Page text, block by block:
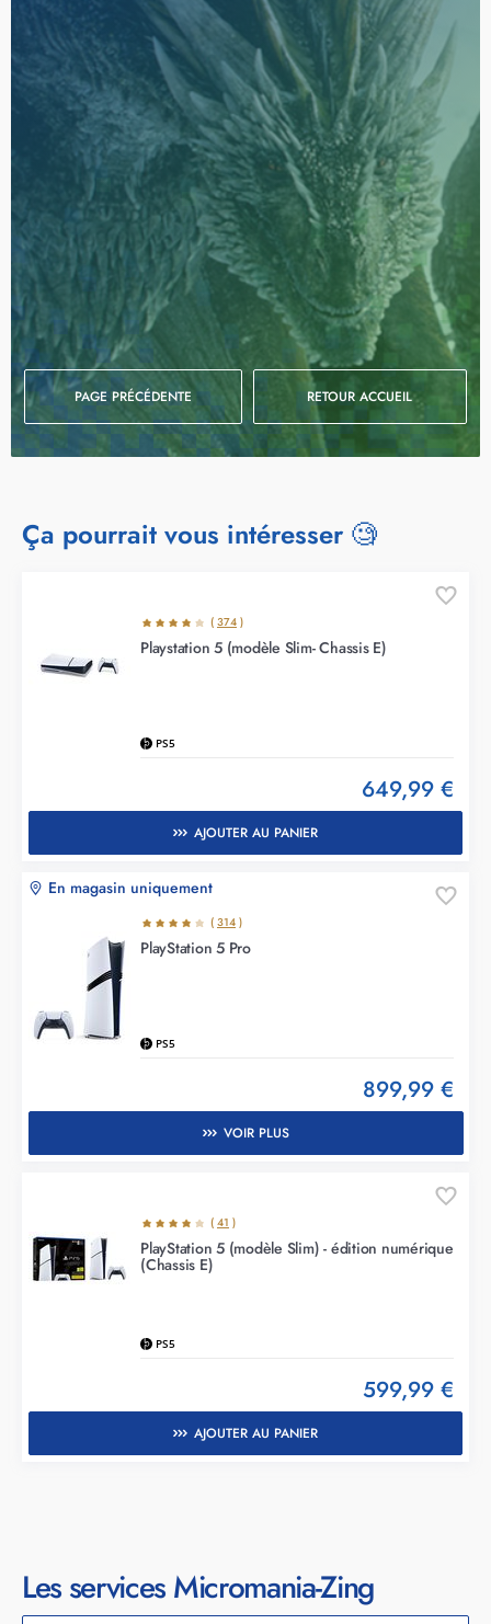
PAGE PRÉCÉDENTE RETOUR ACCUEIL
Ça pourrait vous intéresser 🧐
( 374 )
Playstation 5 (modèle Slim- Chassis E)
PS5
649,99 €
AJOUTER AU PANIER
En magasin uniquement
( 314 )
PlayStation 5 Pro
PS5
899,99 €
VOIR PLUS
( 41 )
PlayStation 5 (modèle Slim) - édition numérique
(Chassis E)
PS5
599,99 €
AJOUTER AU PANIER
Les services Micromania-Zing